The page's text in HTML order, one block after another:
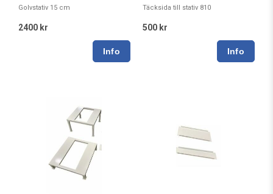
Golvstativ 15 cm
2400 kr
Täcksida till stativ 810
500 kr